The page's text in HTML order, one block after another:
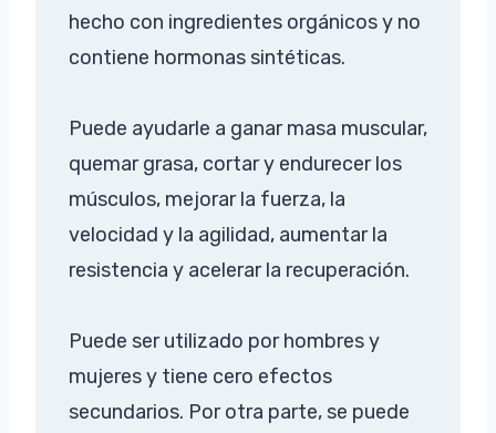
hecho con ingredientes orgánicos y no
contiene hormonas sintéticas.
Puede ayudarle a ganar masa muscular,
quemar grasa, cortar y endurecer los
músculos, mejorar la fuerza, la
velocidad y la agilidad, aumentar la
resistencia y acelerar la recuperación.
Puede ser utilizado por hombres y
mujeres y tiene cero efectos
secundarios. Por otra parte, se puede